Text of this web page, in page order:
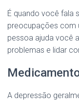
É quando você fala
preocupações com
pessoa ajuda você
problemas e lidar
A depressão